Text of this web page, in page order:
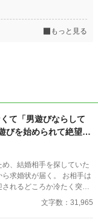
もっと見る
て「男遊びならして
びを始められて絶望し
、結婚相手を探していた
求婚状が届く。 お相手は
れるどころか冷たく突き
文字数：31,965